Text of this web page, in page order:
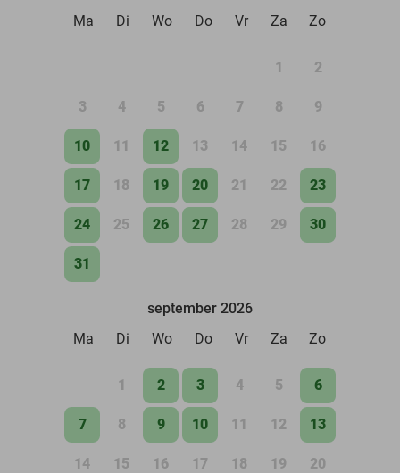
Ma
Di Wo Do Vr Za Zo
1 2
3 4 5 6 7 8 9
10 11 12 13 14 15 16
17 18 19 20 21 22 23
24 25 26 27 28 29 30
31
september 2026
Ma
Di Wo Do Vr Za Zo
1 2 3 4 5 6
7 8 9 10 11 12 13
14 15 16 17 18 19 20